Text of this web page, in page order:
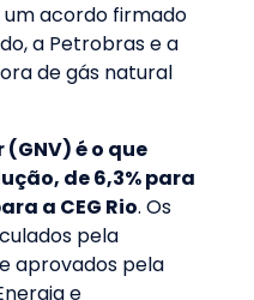
acordo firmado
a Petrobras e a
de gás natural
é o que
de 6,3% para
a CEG Rio. Os
pela
aprovados pela
e